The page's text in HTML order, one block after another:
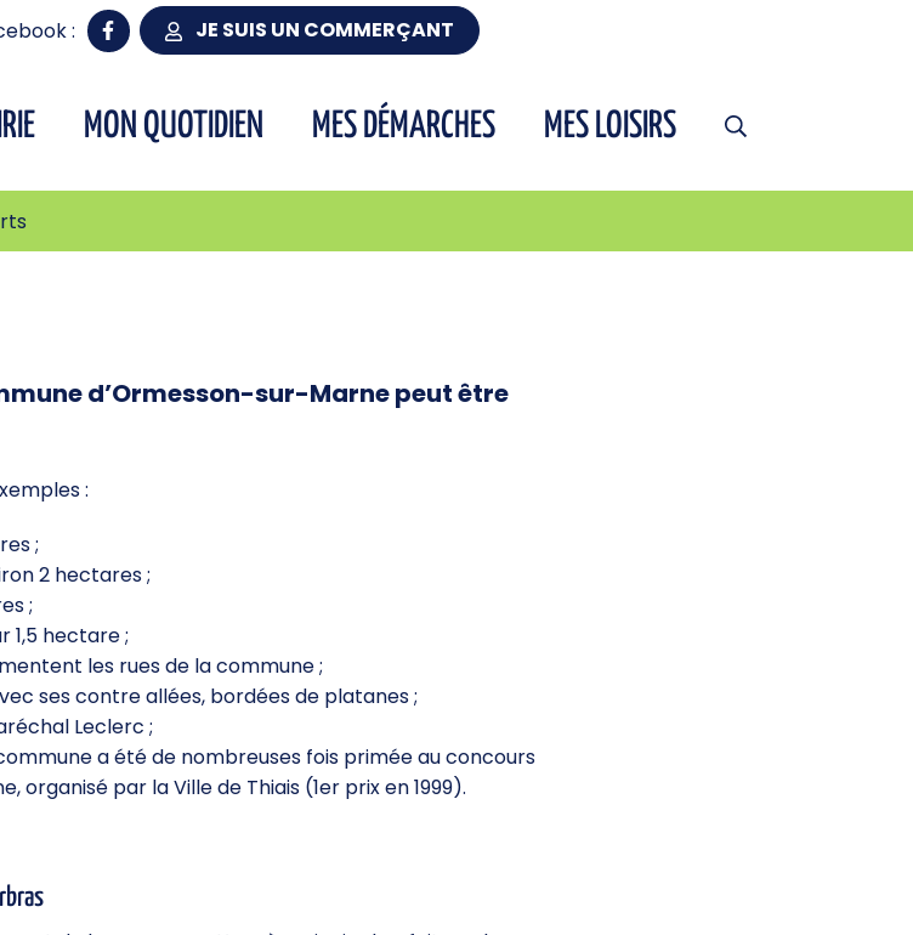
: JE SUIS UN COMMERÇANT
MON QUOTIDIEN MES DÉMARCHES MES LOISIRS AFFICHER LA RECHERCHE
d’Ormesson-sur-Marne peut être
:
;
2 hectares ;
;
1,5 hectare ;
les rues de la commune ;
ses contre allées, bordées de platanes ;
Leclerc ;
a été de nombreuses fois primée au concours
organisé par la Ville de Thiais (1er prix en 1999).